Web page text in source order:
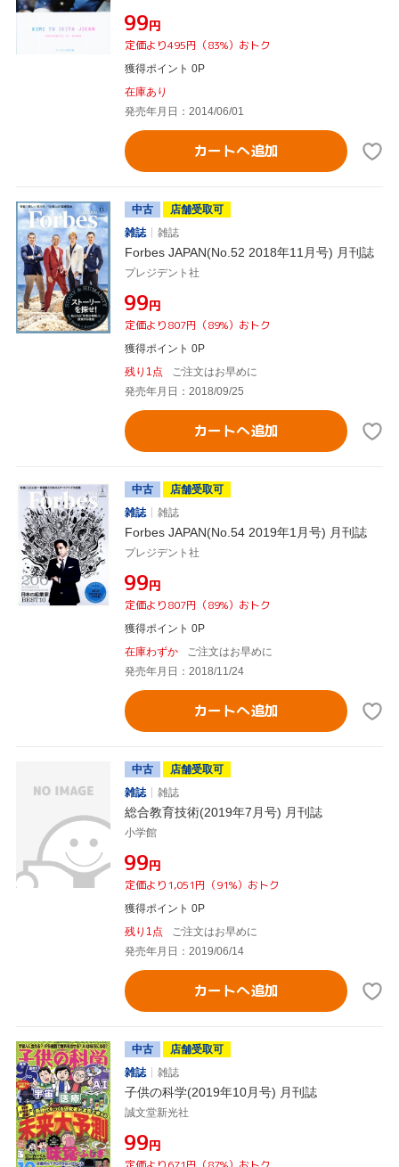
¥99円
定価より495円（83%）おトク
獲得ポイント 0P
在庫あり
発売年月日：2014/06/01
カートへ追加
中古
店舗受取可
雑誌
雑誌
Forbes JAPAN(No.52 2018年11月号) 月刊誌
プレジデント社
¥99円
定価より807円（89%）おトク
獲得ポイント 0P
残り1点
ご注文はお早めに
発売年月日：2018/09/25
カートへ追加
中古
店舗受取可
雑誌
雑誌
Forbes JAPAN(No.54 2019年1月号) 月刊誌
プレジデント社
¥99円
定価より807円（89%）おトク
獲得ポイント 0P
在庫わずか
ご注文はお早めに
発売年月日：2018/11/24
カートへ追加
中古
店舗受取可
雑誌
雑誌
総合教育技術(2019年7月号) 月刊誌
小学館
¥99円
定価より1,051円（91%）おトク
獲得ポイント 0P
残り1点
ご注文はお早めに
発売年月日：2019/06/14
カートへ追加
中古
店舗受取可
雑誌
雑誌
子供の科学(2019年10月号) 月刊誌
誠文堂新光社
¥99円